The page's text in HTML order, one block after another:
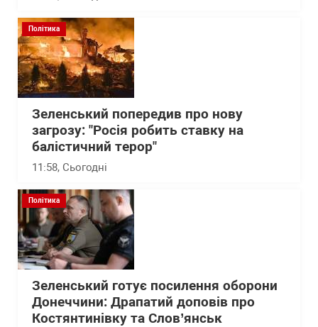
Політика
Зеленський попередив про нову
загрозу: "Росія робить ставку на
балістичний терор"
11:58, Сьогодні
Політика
Зеленський готує посилення оборони
Донеччини: Драпатий доповів про
Костянтинівку та Слов’янськ